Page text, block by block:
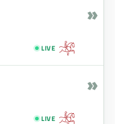
LIVE
»
LIVE
»